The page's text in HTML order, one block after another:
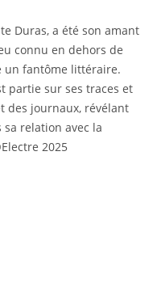
Duras, a été son amant
connu en dehors de
un fantôme littéraire.
partie sur ses traces et
des journaux, révélant
sa relation avec la
2025